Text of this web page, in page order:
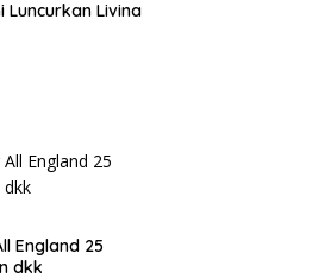
Luncurkan Livina
England 25
dkk